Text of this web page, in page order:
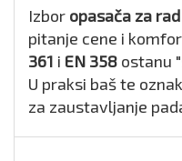
Izbor opasača za
pitanje cene i
361 i EN 358 ostanu
U praksi baš te
za zaustavljanje